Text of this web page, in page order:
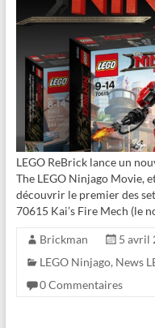
LEGO ReBrick lance un
The LEGO Ninjago Movie,
découvrir le premier des
70615 Kai’s Fire Mech (le
Brickman
5 avril
LEGO Ninjago, News
0 Commentaires